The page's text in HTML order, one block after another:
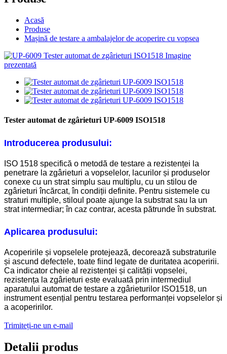
Acasă
Produse
Mașină de testare a ambalajelor de acoperire cu vopsea
Tester automat de zgârieturi UP-6009 ISO1518
Introducerea produsului:
ISO 1518 specifică o metodă de testare a rezistenței la
penetrare la zgârieturi a vopselelor, lacurilor și produselor
conexe cu un strat simplu sau multiplu, cu un stilou de
zgârieturi încărcat, în condiții definite. Pentru sistemele cu
straturi multiple, stiloul poate ajunge la substrat sau la un
strat intermediar; în caz contrar, acesta pătrunde în substrat.
Aplicarea produsului:
Acoperirile și vopselele protejează, decorează substraturile
și ascund defectele, toate fiind legate de duritatea acoperirii.
Ca indicator cheie al rezistenței și calității vopselei,
rezistența la zgârieturi este evaluată prin intermediul
aparatului automat de testare a zgârieturilor ISO1518, un
instrument esențial pentru testarea performanței vopselelor și
a acoperirilor.
Trimiteți-ne un e-mail
Detalii produs